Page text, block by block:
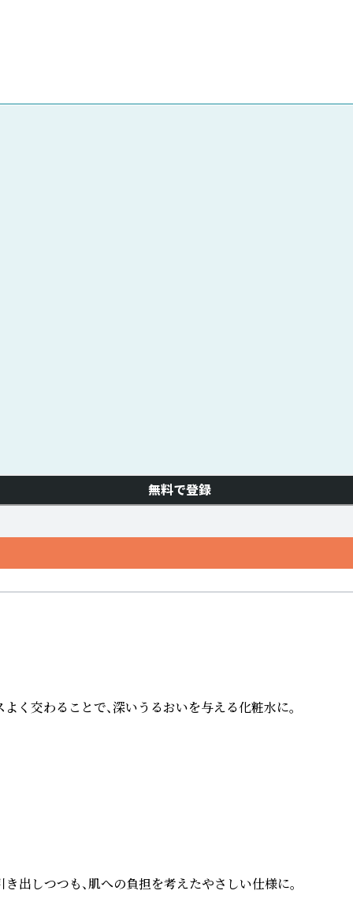
無料で登録
く交わることで、深いうるおいを与える化粧水に。
しつつも、肌への負担を考えたやさしい仕様に。